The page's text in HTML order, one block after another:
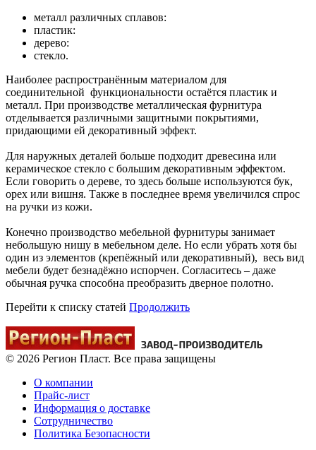
металл различных сплавов:
пластик:
дерево:
стекло.
Наиболее распространённым материалом для
соединительной функциональности остаётся пластик и
металл. При производстве металлическая фурнитура
отделывается различными защитными покрытиями,
придающими ей декоративный эффект.
Для наружных деталей больше подходит древесина или
керамическое стекло с большим декоративным эффектом.
Если говорить о дереве, то здесь больше используются бук,
орех или вишня. Также в последнее время увеличился спрос
на ручки из кожи.
Конечно производство мебельной фурнитуры занимает
небольшую нишу в мебельном деле. Но если убрать хотя бы
один из элементов (крепёжный или декоративный), весь вид
мебели будет безнадёжно испорчен. Согласитесь – даже
обычная ручка способна преобразить дверное полотно.
Перейти к списку статей Продолжить
© 2026 Регион Пласт. Все права защищены
О компании
Прайс-лист
Информация о доставке
Сотрудничество
Политика Безопасности